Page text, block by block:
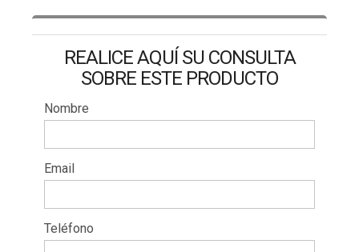
REALICE AQUÍ SU CONSULTA
SOBRE ESTE PRODUCTO
Nombre
Email
Teléfono